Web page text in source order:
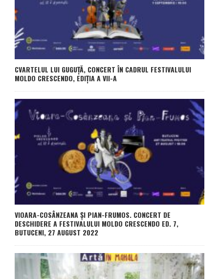
CVARTELUL LUI GUGUȚĂ, CONCERT ÎN CADRUL FESTIVALULUI
MOLDO CRESCENDO, EDIȚIA A VII-A
VIOARA-COSÂNZEANA ȘI PIAN-FRUMOS. CONCERT DE
DESCHIDERE A FESTIVALULUI MOLDO CRESCENDO ED. 7,
BUTUCENI, 27 AUGUST 2022